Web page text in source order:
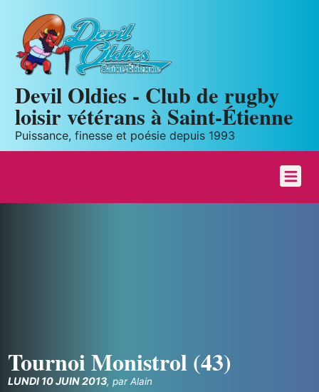
Devil Oldies - Club de rugby
loisir vétérans à Saint-Étienne
Puissance, finesse et poésie depuis 1993
Tournoi Monistrol (43)
LUNDI 10 JUIN 2013,parAlain